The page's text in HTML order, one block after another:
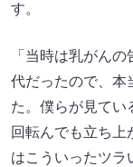
す。
「当時は乳がん
代だったので、本
た。僕らが見てい
回転んでも立ち上
はこういったツラ